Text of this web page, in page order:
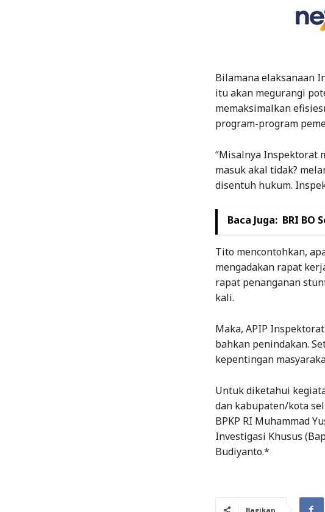
Bilamana elaksanaan
itu akan megurangi
memaksimalkan
program-program
“Misalnya Inspektorat
masuk akal tidak?
disentuh hukum.
Baca Juga: BRI BO
Tito mencontohkan,
mengadakan rapat
rapat penanganan
kali.
Maka, APIP
bahkan penindakan.
kepentingan
Untuk diketahui
dan kabupaten/kota
BPKP RI Muhammad
Investigasi Khusus
Budiyanto.*
Bagikan